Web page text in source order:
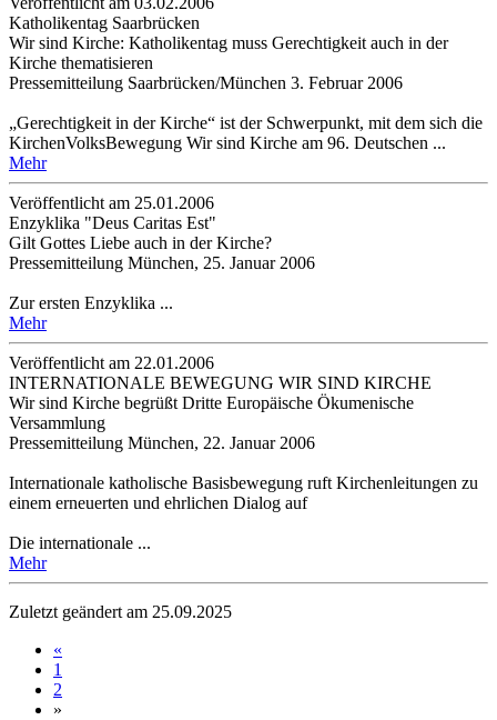
Katholikentag Saarbrücken
Wir sind Kirche: Katholikentag muss Gerechtigkeit auch in der
Kirche thematisieren
Pressemitteilung Saarbrücken/München 3. Februar 2006
„Gerechtigkeit in der Kirche“ ist der Schwerpunkt, mit dem sich die
KirchenVolksBewegung Wir sind Kirche am 96. Deutschen ...
Mehr
Veröffentlicht am 25­.01.2006
Enzyklika "Deus Caritas Est"
Gilt Gottes Liebe auch in der Kirche?
Pressemitteilung München, 25. Januar 2006
Zur ersten Enzyklika ...
Mehr
Veröffentlicht am 22­.01.2006
INTERNATIONALE BEWEGUNG WIR SIND KIRCHE
Wir sind Kirche begrüßt Dritte Europäische Ökumenische
Versammlung
Pressemitteilung München, 22. Januar 2006
Internationale katholische Basisbewegung ruft Kirchenleitungen zu
einem erneuerten und ehrlichen Dialog auf
Die internationale ...
Mehr
Zuletzt geändert am 25­.09.2025
«
1
2
»